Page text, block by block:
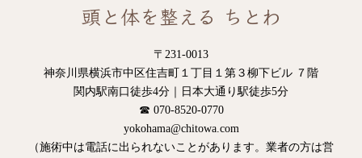
頭と体を整える ちとわ
〒231-0013
神奈川県横浜市中区住吉町１丁目１第３柳下ビル ７階
関内駅南口徒歩4分｜日本大通り駅徒歩5分
☎ 070-8520-0770
yokohama@chitowa.com
（施術中は電話に出られないことがあります。業者の方は営